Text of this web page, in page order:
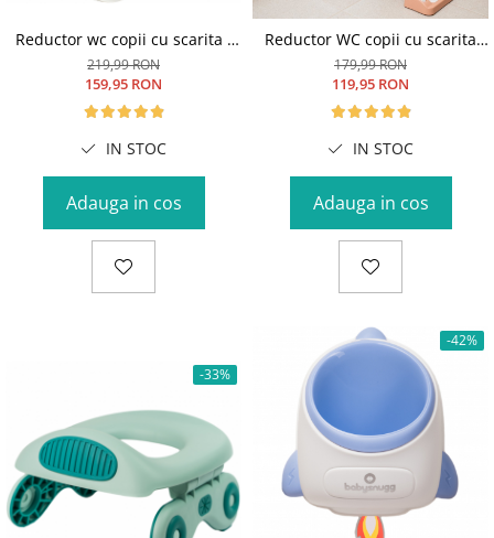
Reductor wc copii cu scarita -
potrivit si toaletelor patrate,
multifunctional
219,99 RON
159,95 RON
IN STOC
Adauga in cos
Reductor WC copii cu scarita
pliabila si sezut moale
Babysnugg – cu trepte
(40-47cm), Alb
179,99 RON
119,95 RON
IN STOC
Adauga in cos
-33%
-42%